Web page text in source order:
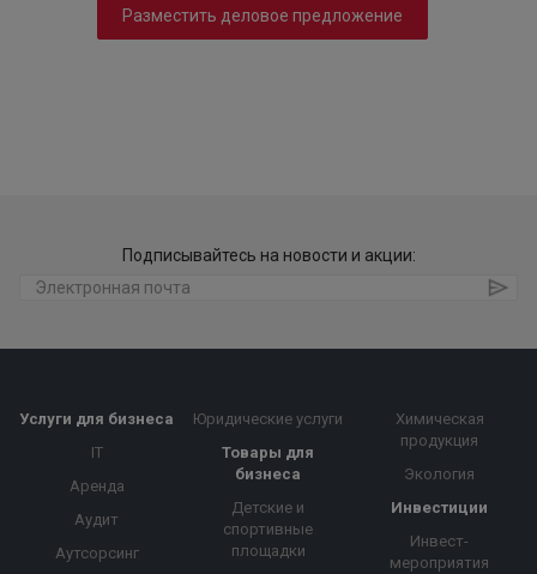
Разместить деловое предложение
Подписывайтесь на новости и акции:
Услуги для бизнеса
IT
Аренда
Аудит
Аутсорсинг
Юридические услуги
Товары для
бизнеса
Детские и
спортивные
площадки
Химическая
продукция
Экология
Инвестиции
Инвест-
мероприятия